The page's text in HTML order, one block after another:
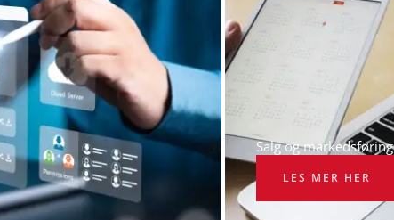
Salg og markedsføring
LES MER HER